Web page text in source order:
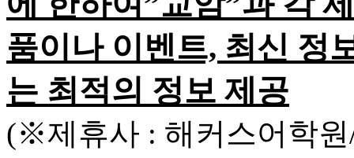
품이나 이벤트, 최신 정
는 최적의 정보 제공
(※제휴사 : 해커스어학